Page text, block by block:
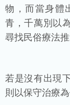
物，而當身體
青，千萬別以
尋找民俗療法
若是沒有出現
則以保守治療